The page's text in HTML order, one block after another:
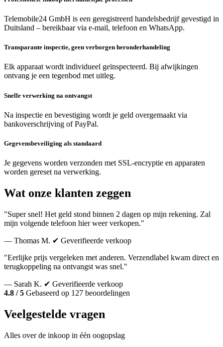
Telemobile24 GmbH is een geregistreerd handelsbedrijf gevestigd in
Duitsland – bereikbaar via e-mail, telefoon en WhatsApp.
Transparante inspectie, geen verborgen heronderhandeling
Elk apparaat wordt individueel geïnspecteerd. Bij afwijkingen
ontvang je een tegenbod met uitleg.
Snelle verwerking na ontvangst
Na inspectie en bevestiging wordt je geld overgemaakt via
bankoverschrijving of PayPal.
Gegevensbeveiliging als standaard
Je gegevens worden verzonden met SSL-encryptie en apparaten
worden gereset na verwerking.
Wat onze klanten zeggen
"Super snel! Het geld stond binnen 2 dagen op mijn rekening. Zal
mijn volgende telefoon hier weer verkopen."
— Thomas M. ✔ Geverifieerde verkoop
"Eerlijke prijs vergeleken met anderen. Verzendlabel kwam direct en
terugkoppeling na ontvangst was snel."
— Sarah K. ✔ Geverifieerde verkoop
4.8 / 5 Gebaseerd op 127 beoordelingen
Veelgestelde vragen
Alles over de inkoop in één oogopslag